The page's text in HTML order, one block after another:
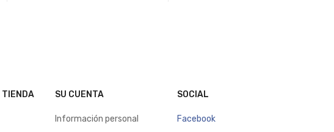
TIENDA SU CUENTA
Información personal
SOCIAL
Facebook